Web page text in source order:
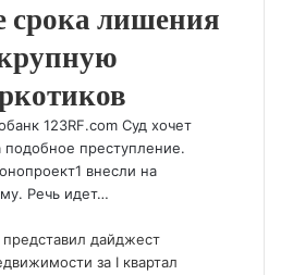
срока лишения
123RF.com Суд хочет
подобное преступление.
внесли на
Речь идет…